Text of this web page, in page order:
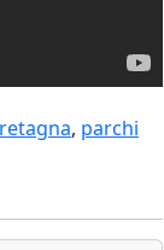
, parchi